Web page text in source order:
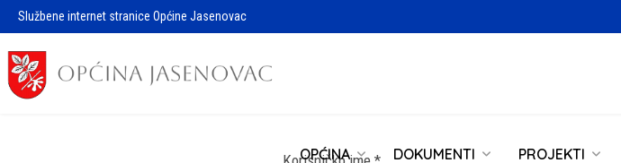
Službene internet stranice Općine Jasenovac
OPĆINA DOKUMENTI PROJEKTI